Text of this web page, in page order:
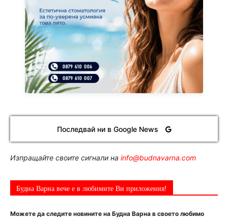
Последвай ни в Google News
Изпращайте своите сигнали на info@budnavarna.com
Будна Варна вече е в любимите Ви приложения!
Можете да следите новините на Будна Варна в своето любимо